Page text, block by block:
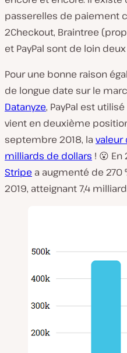
passerelles de paiement
2Checkout, Braintree
et PayPal sont de loin
Pour une bonne raison
de longue date sur le
Datanyze, PayPal est
vient en deuxième
septembre 2018, la valeur
milliards de dollars ! 😮 En
Stripe a augmenté de 270
2019, atteignant 7,4